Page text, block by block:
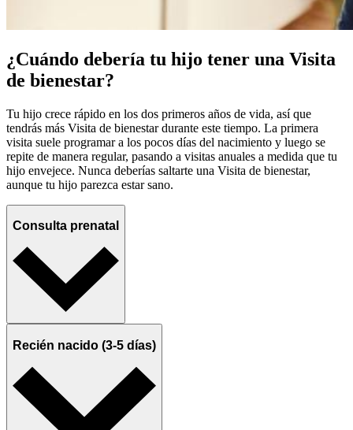
¿Cuándo debería tu hijo tener una Visita
de bienestar?
Tu hijo crece rápido en los dos primeros años de vida, así que
tendrás más Visita de bienestar durante este tiempo. La primera
visita suele programar a los pocos días del nacimiento y luego se
repite de manera regular, pasando a visitas anuales a medida que tu
hijo envejece. Nunca deberías saltarte una Visita de bienestar,
aunque tu hijo parezca estar sano.
Consulta prenatal
Recién nacido (3-5 días)